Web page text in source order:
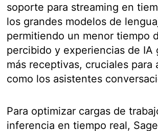
soporte para streaming en
los grandes modelos de
permitiendo un menor tiempo
percibido y experiencias de IA
más receptivas, cruciales para
como los asistentes
Para optimizar cargas de
inferencia en tiempo real,